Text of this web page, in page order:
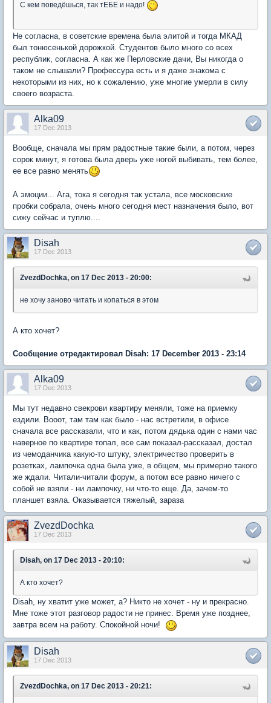
С кем поведёшься, так тЕБЕ и надо!
Не согласна, в советские времена была элитой и тогда МКАД
был тонюсенькой дорожкой. Студентов было много со всех
республик, согласна. А как же Перловские дачи, Вы никогда о
таком не слышали? Профессура есть и я даже знакома с
некоторыми из них, но к сожалению, уже многие умерли в силу
своего возраста.
Alka09
17 Dec 2013
Вообще, сначала мы прям радостные такие были, а потом, через
сорок минут, я готова была дверь уже ногой выбивать, тем более,
ее все равно менять
А эмоции... Ага, тока я сегодня так устала, все московские
пробки собрала, очень много сегодня мест назначения было, вот
сижу сейчас и туплю....
Disah
17 Dec 2013
ZvezdDochka, on 17 Dec 2013 - 20:00:
не хочу заново читать и копаться в этом
А кто хочет?
Сообщение отредактировал Disah: 17 December 2013 - 23:14
Alka09
17 Dec 2013
Мы тут недавно свекрови квартиру меняли, тоже на приемку
ездили. Вооот, там там как было - нас встретили, в офисе
сначала все рассказали, что и как, потом дядька один с нами час
наверное по квартире топал, все сам показал-рассказал, достал
из чемоданчика какую-то штуку, электричество проверить в
розетках, лампочка одна была уже, в общем, мы примерно такого
же ждали. Читали-читали форум, а потом все равно ничего с
собой не взяли - ни лампочку, ни что-то еще. Да, зачем-то
планшет взяла. Оказывается тяжелый, зараза
ZvezdDochka
17 Dec 2013
Disah, on 17 Dec 2013 - 20:10:
А кто хочет?
Disah, ну хватит уже может, а? Никто не хочет - ну и прекрасно.
Мне тоже этот разговор радости не принес. Время уже позднее,
завтра всем на работу. Спокойной ночи!
Disah
17 Dec 2013
ZvezdDochka, on 17 Dec 2013 - 20:21: